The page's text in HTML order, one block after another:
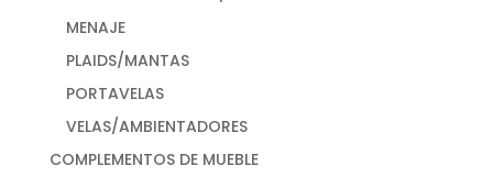
MENAJE
PLAIDS/MANTAS
PORTAVELAS
VELAS/AMBIENTADORES
COMPLEMENTOS DE MUEBLE